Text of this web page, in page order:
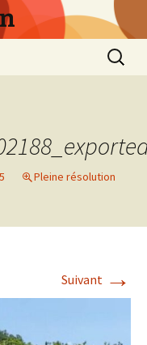
Pleine résolution
Suivant →